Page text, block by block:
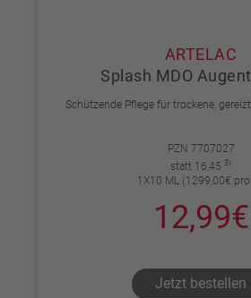
ARTELAC
Splash MDO
PZN 7707027
statt 16,45 3)
1X10 ML (1299,00€
12,99€
Jetzt bestellen